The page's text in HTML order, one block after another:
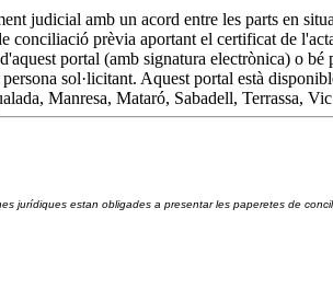
judicial amb un acord entre les parts en
conciliació prèvia aportant el certificat de
portal (amb signatura electrònica) o bé
sol·licitant. Aquest portal està
Manresa, Mataró, Sabadell, Terrassa,
jurídiques estan obligades a presentar les paperetes de